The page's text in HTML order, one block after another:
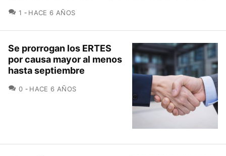
1 COMENTARIOS
HACE 6 AÑOS
Se prorrogan los ERTES
por causa mayor al menos
hasta septiembre
0 COMENTARIOS
HACE 6 AÑOS